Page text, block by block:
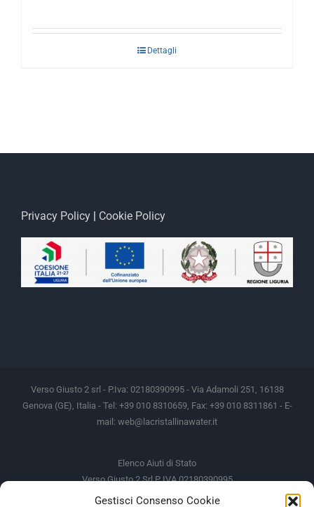
Gestisci Consenso Cookie
Dettagli
Privacy Policy Cookie Policy
Verso Giusto 2 srl - P.Iva: 02180390995 - Via Adamoli 251, 16138
Genova (GE), Italia - Tel: +39 010 8310659, Fax: +39 010 8311861 - E-
mail: web@lacristallinawater.it
Elenco Aiuti di Stato
Verso Giusto 2 Srl P IVA 02180390995